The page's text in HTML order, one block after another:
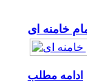
خامنه ای
ادامه مطلب